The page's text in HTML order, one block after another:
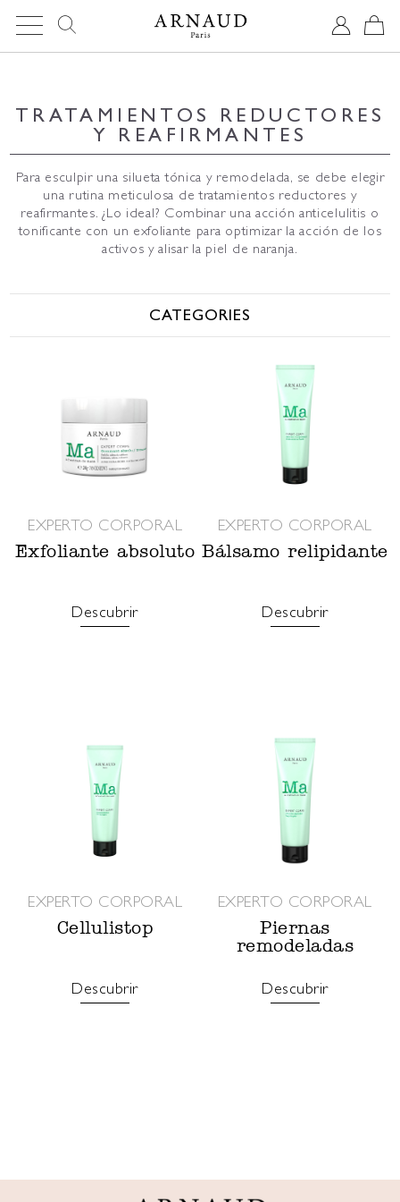
TRATAMIENTOS REDUCTORES
Y REAFIRMANTES
Para esculpir una silueta tónica y remodelada, se debe elegir
una rutina meticulosa de tratamientos reductores y
reafirmantes. ¿Lo ideal? Combinar una acción anticelulitis o
tonificante con un exfoliante para optimizar la acción de los
activos y alisar la piel de naranja.
CATEGORIES
EXPERTO CORPORAL
Exfoliante absoluto
Descubrir
EXPERTO CORPORAL
Bálsamo relipidante
Descubrir
EXPERTO CORPORAL
Cellulistop
Descubrir
EXPERTO CORPORAL
Piernas
remodeladas
Descubrir